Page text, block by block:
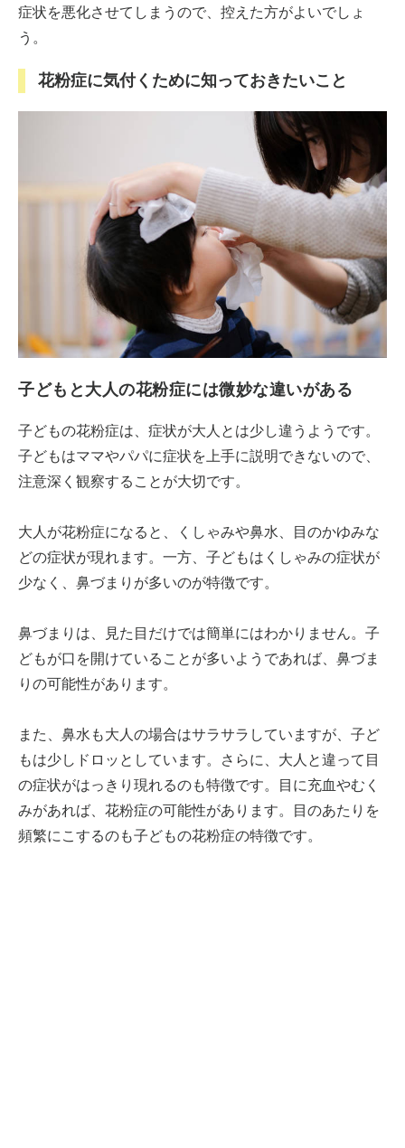
症状を悪化させてしまうので、控えた方がよいでしょ
う。
花粉症に気付くために知っておきたいこと
子どもと大人の花粉症には微妙な違いがある
子どもの花粉症は、症状が大人とは少し違うようです。
子どもはママやパパに症状を上手に説明できないので、
注意深く観察することが大切です。
大人が花粉症になると、くしゃみや鼻水、目のかゆみな
どの症状が現れます。一方、子どもはくしゃみの症状が
少なく、鼻づまりが多いのが特徴です。
鼻づまりは、見た目だけでは簡単にはわかりません。子
どもが口を開けていることが多いようであれば、鼻づま
りの可能性があります。
また、鼻水も大人の場合はサラサラしていますが、子ど
もは少しドロッとしています。さらに、大人と違って目
の症状がはっきり現れるのも特徴です。目に充血やむく
みがあれば、花粉症の可能性があります。目のあたりを
頻繁にこするのも子どもの花粉症の特徴です。